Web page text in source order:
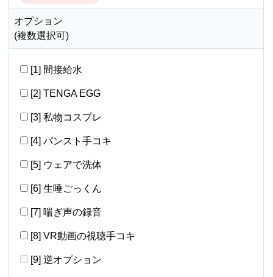
オプション
(複数選択可)
[1] 間接給水
[2] TENGA EGG
[3] 私物コスプレ
[4] パンスト手コキ
[5] ウェアで洗体
[6] 生唾ごっくん
[7] 喘ぎ声の録音
[8] VR動画の視聴手コキ
[9] 逆オプション